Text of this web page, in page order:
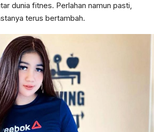
dunia fitnes. Perlahan namun pasti,
terus bertambah.